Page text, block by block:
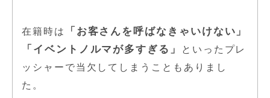
在籍時は
「お客さんを呼ばなきゃいけない」
「イベントノルマが多すぎる」
といったプレ
ッシャーで当欠してしまうこともありまし
た。